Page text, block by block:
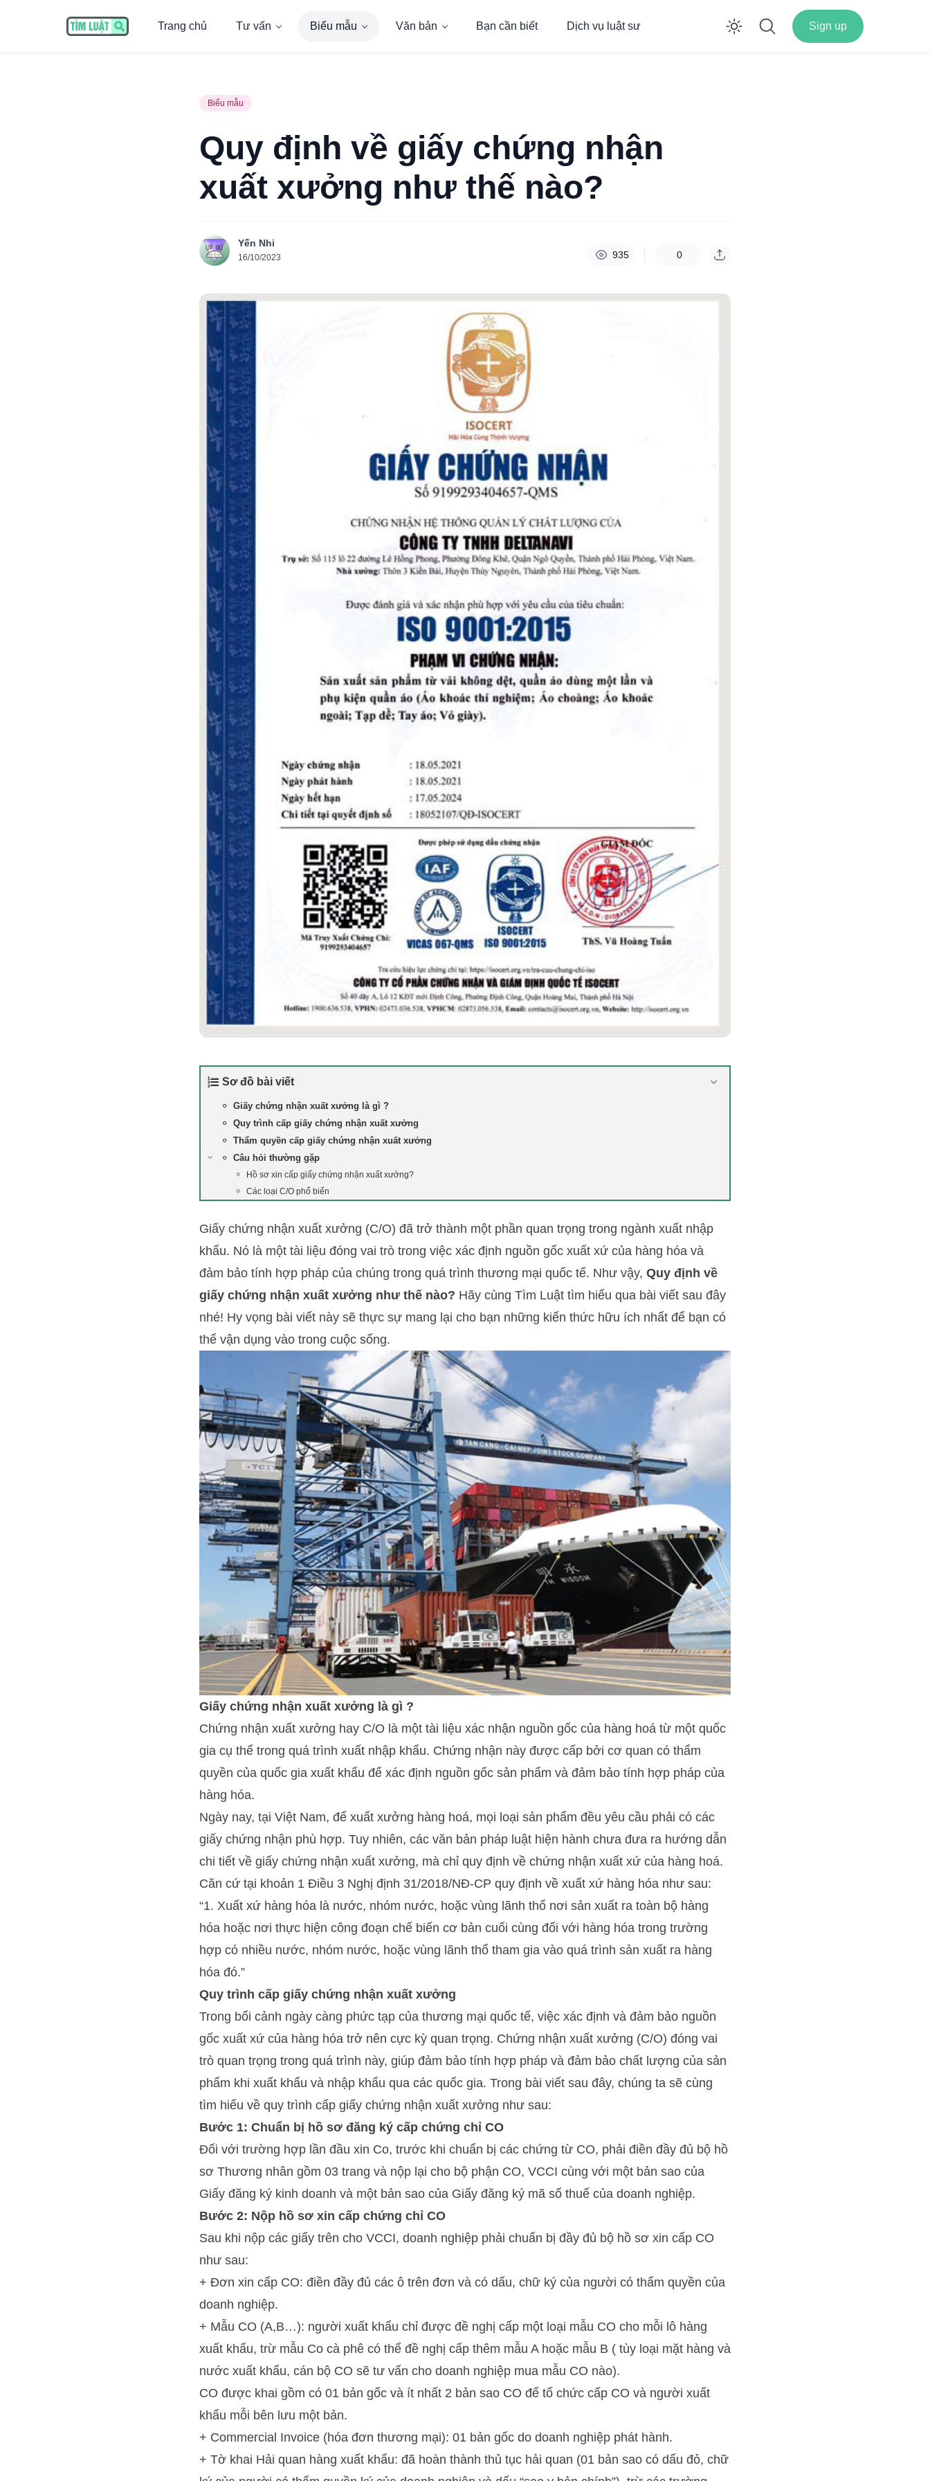
Trang chủ Tư vấn Biểu mẫu Văn bản Bạn cần biết Dịch vụ luật sư Enable dark mode
Sign up
Biểu mẫu
Quy định về giấy chứng nhận
xuất xưởng như thế nào?
Yến Nhi
16/10/2023 935 0
Sơ đồ bài viết
Giấy chứng nhận xuất xưởng là gì ?
Quy trình cấp giấy chứng nhận xuất xưởng
Thẩm quyền cấp giấy chứng nhận xuất xưởng
Câu hỏi thường gặp
Hồ sơ xin cấp giấy chứng nhận xuất xưởng?
Các loại C/O phổ biến
Giấy chứng nhận xuất xưởng (C/O) đã trở thành một phần quan trọng trong ngành xuất nhập
khẩu. Nó là một tài liệu đóng vai trò trong việc xác định nguồn gốc xuất xứ của hàng hóa và
đảm bảo tính hợp pháp của chúng trong quá trình thương mại quốc tế. Như vậy, Quy định về
giấy chứng nhận xuất xưởng như thế nào? Hãy cùng Tìm Luật tìm hiểu qua bài viết sau đây
nhé! Hy vọng bài viết này sẽ thực sự mang lại cho bạn những kiến thức hữu ích nhất để bạn có
thể vận dụng vào trong cuộc sống.
Giấy chứng nhận xuất xưởng là gì ?
Chứng nhận xuất xưởng hay C/O là một tài liệu xác nhận nguồn gốc của hàng hoá từ một quốc
gia cụ thể trong quá trình xuất nhập khẩu. Chứng nhận này được cấp bởi cơ quan có thẩm
quyền của quốc gia xuất khẩu để xác định nguồn gốc sản phẩm và đảm bảo tính hợp pháp của
hàng hóa.
Ngày nay, tại Việt Nam, để xuất xưởng hàng hoá, mọi loại sản phẩm đều yêu cầu phải có các
giấy chứng nhận phù hợp. Tuy nhiên, các văn bản pháp luật hiện hành chưa đưa ra hướng dẫn
chi tiết về giấy chứng nhận xuất xưởng, mà chỉ quy định về chứng nhận xuất xứ của hàng hoá.
Căn cứ tại khoản 1 Điều 3 Nghị định 31/2018/NĐ-CP quy định về xuất xứ hàng hóa như sau:
“1. Xuất xứ hàng hóa là nước, nhóm nước, hoặc vùng lãnh thổ nơi sản xuất ra toàn bộ hàng
hóa hoặc nơi thực hiện công đoạn chế biến cơ bản cuối cùng đối với hàng hóa trong trường
hợp có nhiều nước, nhóm nước, hoặc vùng lãnh thổ tham gia vào quá trình sản xuất ra hàng
hóa đó.”
Quy trình cấp giấy chứng nhận xuất xưởng
Trong bối cảnh ngày càng phức tạp của thương mại quốc tế, việc xác định và đảm bảo nguồn
gốc xuất xứ của hàng hóa trở nên cực kỳ quan trọng. Chứng nhận xuất xưởng (C/O) đóng vai
trò quan trọng trong quá trình này, giúp đảm bảo tính hợp pháp và đảm bảo chất lượng của sản
phẩm khi xuất khẩu và nhập khẩu qua các quốc gia. Trong bài viết sau đây, chúng ta sẽ cùng
tìm hiểu về quy trình cấp giấy chứng nhận xuất xưởng như sau:
Bước 1: Chuẩn bị hồ sơ đăng ký cấp chứng chỉ CO
Đối với trường hợp lần đầu xin Co, trước khi chuẩn bị các chứng từ CO, phải điền đầy đủ bộ hồ
sơ Thương nhân gồm 03 trang và nộp lại cho bộ phận CO, VCCI cùng với một bản sao của
Giấy đăng ký kinh doanh và một bản sao của Giấy đăng ký mã số thuế của doanh nghiệp.
Bước 2: Nộp hồ sơ xin cấp chứng chỉ CO
Sau khi nộp các giấy trên cho VCCI, doanh nghiệp phải chuẩn bị đầy đủ bộ hồ sơ xin cấp CO
như sau:
+ Đơn xin cấp CO: điền đầy đủ các ô trên đơn và có dấu, chữ ký của người có thẩm quyền của
doanh nghiệp.
+ Mẫu CO (A,B…): người xuất khẩu chỉ được đề nghị cấp một loại mẫu CO cho mỗi lô hàng
xuất khẩu, trừ mẫu Co cà phê có thể đề nghị cấp thêm mẫu A hoặc mẫu B ( tùy loại mặt hàng và
nước xuất khẩu, cán bộ CO sẽ tư vấn cho doanh nghiệp mua mẫu CO nào).
CO được khai gồm có 01 bản gốc và ít nhất 2 bản sao CO để tổ chức cấp CO và người xuất
khẩu mỗi bên lưu một bản.
+ Commercial Invoice (hóa đơn thương mại): 01 bản gốc do doanh nghiệp phát hành.
+ Tờ khai Hải quan hàng xuất khẩu: đã hoàn thành thủ tục hải quan (01 bản sao có dấu đỏ, chữ